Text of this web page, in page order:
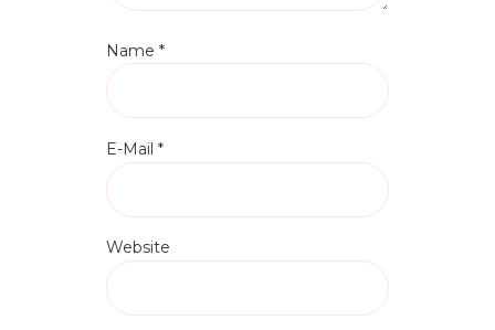
Name *
E-Mail *
Website